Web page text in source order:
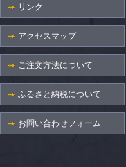
リンク
アクセスマップ
ご注文方法について
ふるさと納税について
お問い合わせフォーム